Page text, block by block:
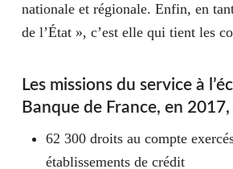
nationale et régionale. Enfin, en
de l’État », c’est elle qui tient les
Les missions du service à
Banque de France, en
62 300 droits au compte
établissements de crédit